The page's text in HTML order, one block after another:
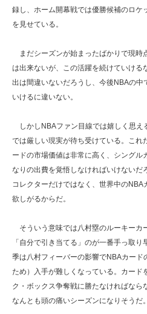
録し、ホーム開幕戦では優勝候補のロケ
を見せている。
まだシーズンが始まったばかりで現時
は出来ないが、この活躍を続けていける
出は間違いないだろうし、今後NBAの中
いけるに違いない。
しかしNBAファン目線では嬉しく思え
では厳しい現実が待ち受けている。これ
ードの市場価値は非常に高く、シング
なりの出費を覚悟しなければいけないだ
コレクターだけではなく、世界中の
欲しがるからだ。
そういう意味では八村塁のルーキーカ
「自分で引き当てる」のが一番手っ取
季は八村フィーバーの影響でNBAカー
ため）入手が難しくなっている。カード
ク・ボックス争奪戦に勝たなければなら
なんとも頭の痛いシーズンになりそうだ。